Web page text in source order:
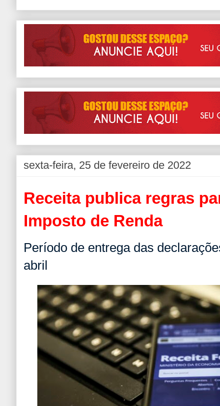
sexta-feira, 25 de fevereiro de 2022
Receita publica regras
Imposto de Renda
Período de entrega das
abril